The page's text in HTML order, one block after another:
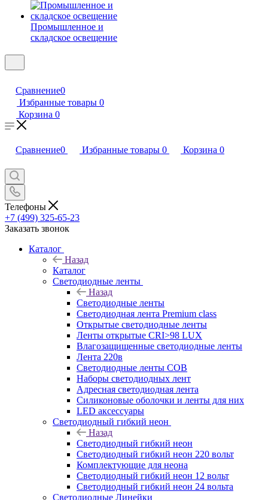
Промышленное и
складское освещение
Сравнение0
Избранные товары 0
Корзина 0
Сравнение0 Избранные товары 0 Корзина 0
Телефоны
+7 (499) 325-65-23
Заказать звонок
Каталог
Назад
Каталог
Светодиодные ленты
Назад
Светодиодные ленты
Светодиодная лента Premium class
Открытые светодиодные ленты
Ленты открытые CRI>98 LUX
Влагозащищенные светодиодные ленты
Лента 220в
Светодиодные ленты COB
Наборы светодиодных лент
Адресная светодиодная лента
Силиконовые оболочки и ленты для них
LED аксессуары
Светодиодный гибкий неон
Назад
Светодиодный гибкий неон
Светодиодный гибкий неон 220 вольт
Комплектующие для неона
Светодиодный гибкий неон 12 вольт
Светодиодный гибкий неон 24 вольта
Светодиодные Линейки